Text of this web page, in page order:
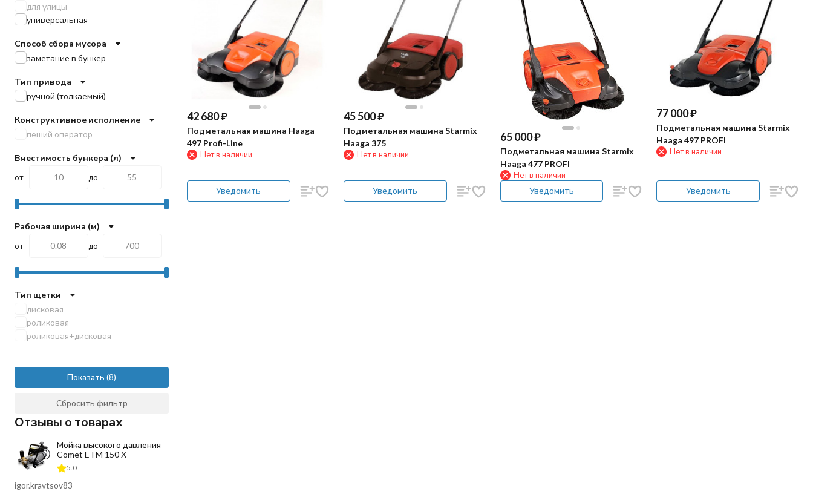
42 680₽
Подметальная машина Haaga
497 Profi-Line
Нет в наличии
Уведомить
45 500₽
Подметальная машина Starmix
Haaga 375
Нет в наличии
Уведомить
65 000₽
Подметальная машина Starmix
Haaga 477 PROFI
Нет в наличии
Уведомить
77 000₽
Подметальная машина Starmix
Haaga 497 PROFI
Нет в наличии
Уведомить
Portotecnica
TOR
Viper
EVOLine
Vostok
KRUGER
VinnerMyer
для улицы
универсальная
Способ сбора мусора
заметание в бункер
Тип привода
ручной (толкаемый)
Конструктивное исполнение
пеший оператор
Вместимость бункера (л)
от
до
Рабочая ширина (м)
от
до
Тип щетки
дисковая
роликовая
роликовая+дисковая
Показать
Сбросить фильтр
Отзывы о товарах
Мойка высокого давления
Comet ETM 150 X
5.0
igor.kravtsov83